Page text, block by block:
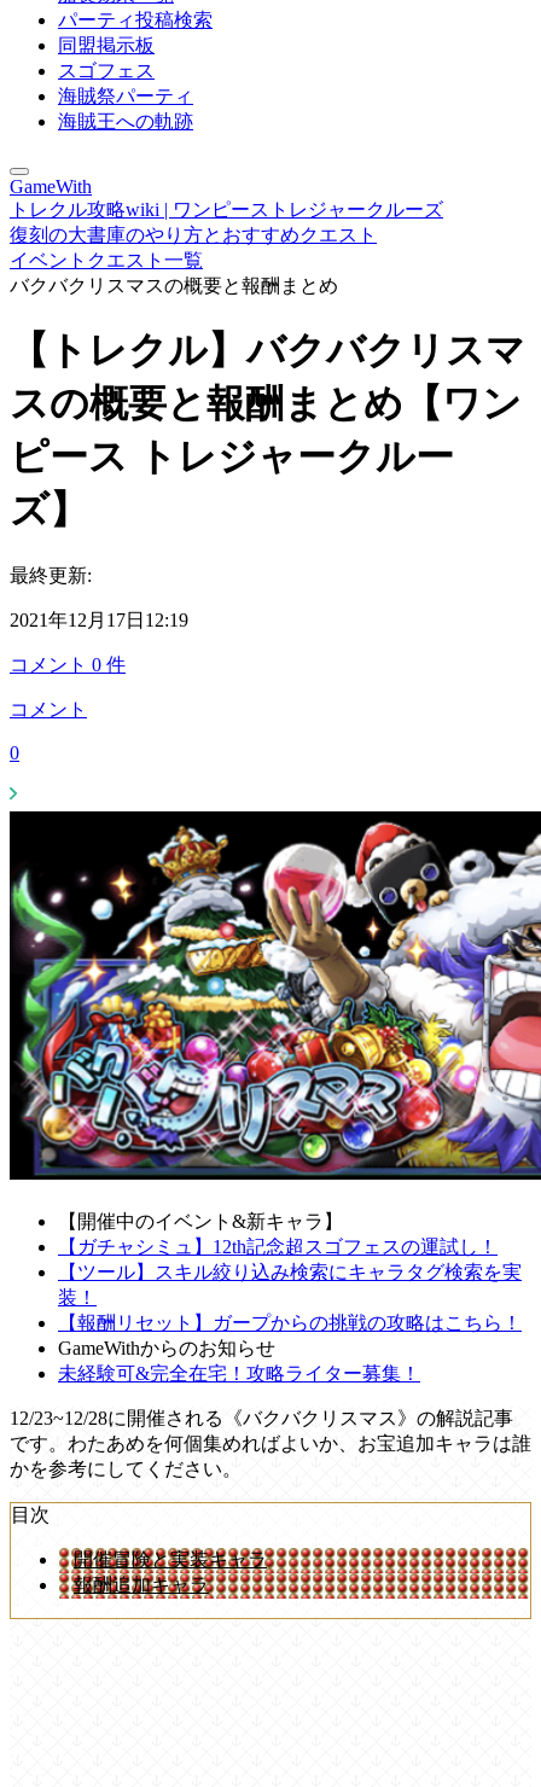
パーティ投稿検索
同盟掲示板
スゴフェス
海賊祭パーティ
海賊王への軌跡
GameWith
トレクル攻略wiki | ワンピーストレジャークルーズ
復刻の大書庫のやり方とおすすめクエスト
イベントクエスト一覧
バクバクリスマスの概要と報酬まとめ
【トレクル】バクバクリスマ
スの概要と報酬まとめ【ワン
ピース トレジャークルー
ズ】
最終更新:
2021年12月17日12:19
コメント 0 件
コメント
0
【開催中のイベント&新キャラ】
【ガチャシミュ】12th記念超スゴフェスの運試し！
【ツール】スキル絞り込み検索にキャラタグ検索を実
装！
【報酬リセット】ガープからの挑戦の攻略はこちら！
GameWithからのお知らせ
未経験可&完全在宅！攻略ライター募集！
12/23~12/28に開催される《バクバクリスマス》の解説記事
です。わたあめを何個集めればよいか、お宝追加キャラは誰
かを参考にしてください。
目次
開催冒険と実装キャラ
報酬追加キャラ